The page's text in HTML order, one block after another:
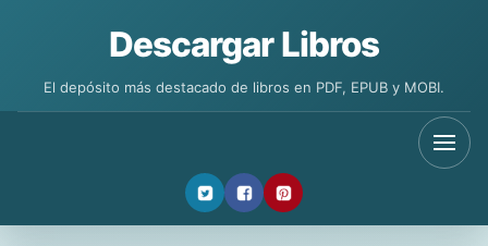
Descargar Libros
El depósito más destacado de libros en PDF, EPUB y MOBI.